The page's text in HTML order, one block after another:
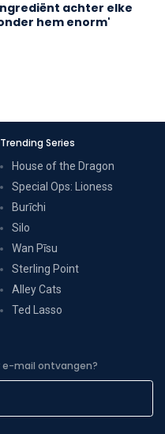
achter elke
hem enorm'
Trending Series
House of the Dragon
Special Ops: Lioness
Burīchi
Silo
Wan Pīsu
Sterling Point
Alley Cats
Ted Lasso
mail ontvangen?